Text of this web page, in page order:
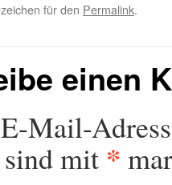
für den Permalink.
einen
Mail-
mit *